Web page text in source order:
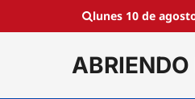
lunes 10 de